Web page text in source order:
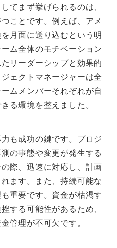
てまず挙げられるのは、
ことです。例えば、アメ
月面に送り込むという明
ム全体のモチベーション
リーダーシップと効果的
ェクトマネージャーは全
ムメンバーそれぞれが自
る環境を整えました。
も成功の鍵です。プロジ
の事態や変更が発生する
際、迅速に対応し、計画
ます。また、持続可能な
重要です。資金が枯渇す
する可能性があるため、
管理が不可欠です。